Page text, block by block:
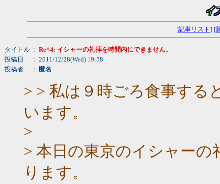
[記事リスト ] [
タイトル ： Re^4: イシャーの礼拝を時間内にできません。
投稿日
： 2011/12/28(Wed) 19:58
投稿者
： 匿名
> > 私は９時ごろ食事する
います。
>
> 本日の東京のイシャーの
ります。